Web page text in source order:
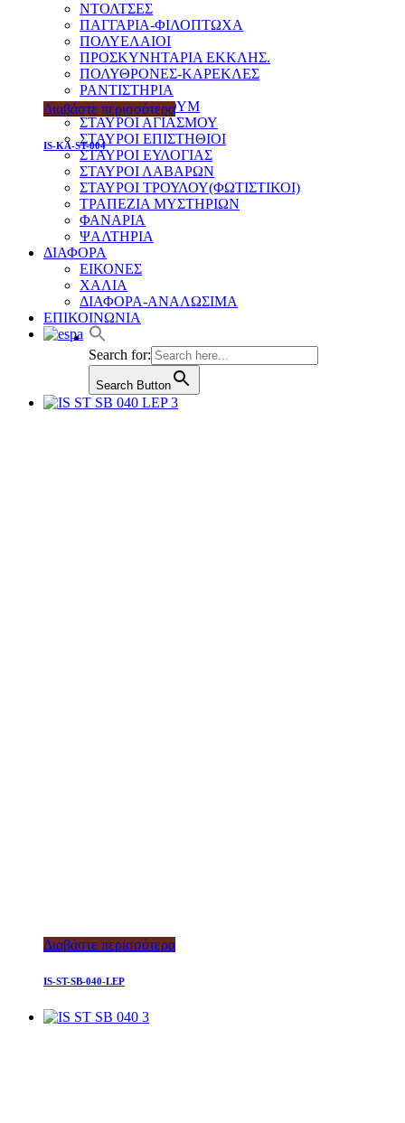
ΝΤΟΛΤΣΕΣ
ΠΑΓΓΑΡΙΑ-ΦΙΛΟΠΤΩΧΑ
ΠΟΛΥΕΛΑΙΟΙ
ΠΡΟΣΚΥΝΗΤΑΡΙΑ ΕΚΚΛΗΣ.
ΠΟΛΥΘΡΟΝΕΣ-ΚΑΡΕΚΛΕΣ
ΡΑΝΤΙΣΤΗΡΙΑ
ΣΤΑΣΙΔΙΑ ΑΛΟΥΜ
ΣΤΑΥΡΟΙ ΑΓΙΑΣΜΟΥ
ΣΤΑΥΡΟΙ ΕΠΙΣΤΗΘΙΟΙ
ΣΤΑΥΡΟΙ ΕΥΛΟΓΙΑΣ
ΣΤΑΥΡΟΙ ΛΑΒΑΡΩΝ
ΣΤΑΥΡΟΙ ΤΡΟΥΛΟΥ(ΦΩΤΙΣΤΙΚΟΙ)
ΤΡΑΠΕΖΙΑ ΜΥΣΤΗΡΙΩΝ
ΦΑΝΑΡΙΑ
ΨΑΛΤΗΡΙΑ
ΔΙΑΦΟΡΑ
ΕΙΚΟΝΕΣ
ΧΑΛΙΑ
ΔΙΑΦΟΡΑ-ΑΝΑΛΩΣΙΜΑ
ΕΠΙΚΟΙΝΩΝΙΑ
Search for:
Search Button
Διαβάστε περισσότερα
IS-KA-ST-004
Διαβάστε περισσότερα
IS-ST-SB-040-LEP